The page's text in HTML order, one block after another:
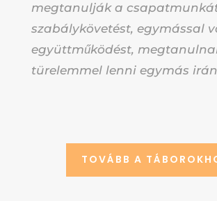
megtanulják a
szabálykövetést, egymással
együttműködést,
türelemmel lenni egymás
TOVÁBB A